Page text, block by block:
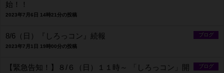
始！！
2023年7月6日 14時21分の投稿
ブログ
8/6（日）『しろっコン』続報
2023年7月1日 19時00分の投稿
ブログ
【緊急告知！】８/６（日）１１時～ 「しろっコン」開